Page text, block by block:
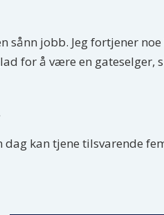
jobb. Jeg fortjener noe
for å være en gateselger,
dag kan tjene tilsvarende